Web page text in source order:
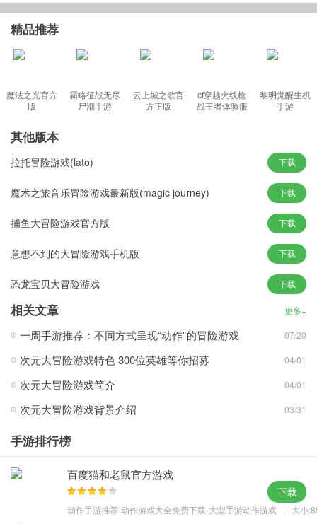
作战。在整个旅程中，您必须穿越荒野，从黑暗的地下洞穴中生
存，逃离兽人地牢并击败史诗般的首领。见证冒险！
严酷冒险手机版特色
- 复古像素艺术图形和手工制作的动画。
- 升级特殊技能以提高您的战斗能力。
- 5 位史诗boss，故事驱动游戏体验。
- 简单实用的触摸控制，游戏手柄/控制器支持
- 史诗奇幻世界，拥有史诗般的主线故事和许多支线故事。
游戏亮点
1、解锁更多的武器装备，这样就可以自己角色的实力变得更加的强
大，轻松的消灭敌人；
2、多种不同的关卡玩家可以去进行选择，每一个关卡都会有着不同
3、有很多危险，玩家需要灵活隐藏，才能通过各个关卡。
游戏优势
厉害。
2、种植操作模式让您的操控非常简单，左右移动和跳跃即可快速完
成任务。
3、每个地图都有着很多的彩蛋，在探索的路途中大家可以试着找找
精品推荐
魔法之光官方
版
霸略征战无尽
尸潮手游
云上城之歌官
方正版
cf穿越火线枪
战王者体验服
黎明觉醒生机
手游
其他版本
拉托冒险游戏(lato) 下载
魔术之旅音乐冒险游戏最新版(magic journey) 下载
捕鱼大冒险游戏官方版 下载
意想不到的大冒险游戏手机版 下载
恐龙宝贝大冒险游戏 下载
相关文章 更多+
一周手游推荐：不同方式呈现“动作”的冒险游戏 07/20
次元大冒险游戏特色 300位英雄等你招募 04/01
次元大冒险游戏简介 04/01
次元大冒险游戏背景介绍 03/31
手游排行榜
百度猫和老鼠官方游戏
动作手游推荐-动作游戏大全免费下载-大型手游动作游戏 大小
下载